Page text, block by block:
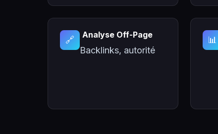
🔗 Analyse Off-Page
Backlinks, autorité
📊